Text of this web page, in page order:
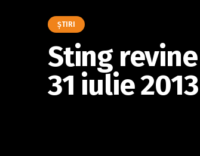
ŞTIRI
Sting
31 iulie 2013